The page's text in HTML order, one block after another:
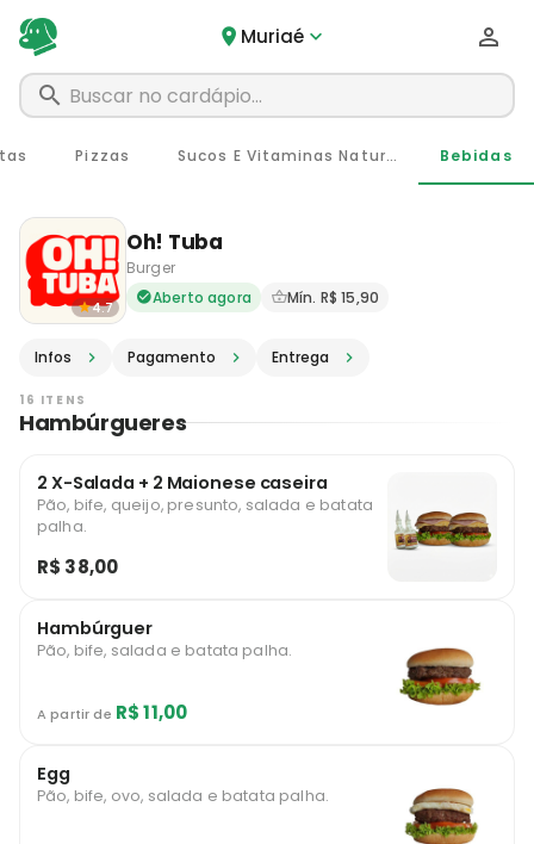
Muriaé
4.7
Oh! Tuba
Burger
Delivery em Muriaé - MG ·
Aberto agora Mín. R$ 15,90
Infos Pagamento Entrega
Pizzas Sucos E Vitaminas Naturais Bebidas
16 ITENS
Hambúrgueres
2 X-Salada + 2 Maionese caseira
Pão, bife, queijo, presunto, salada e batata
palha.
R$ 38,00
Hambúrguer
Pão, bife, salada e batata palha.
A partir de R$ 11,00
Egg
Pão, bife, ovo, salada e batata palha.